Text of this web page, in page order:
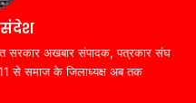
सरकार अखबार संपादक, पत्रकार संघ
से समाज के जिलाध्यक्ष अब तक